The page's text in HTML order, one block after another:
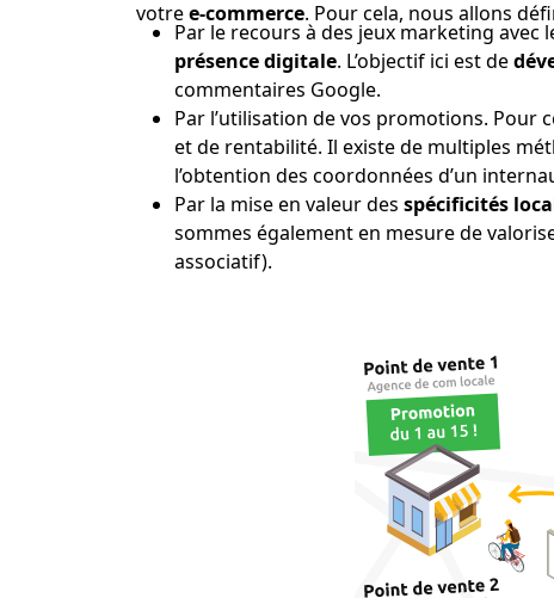
votree-commerce. Pour cela, nous allons
Par le recours à des jeux marketing
présence digitale. L’objectif ici est de
commentaires Google.
Par l’utilisation de vos promotions. Pour
et de rentabilité. Il existe de multiples
l’obtention des coordonnées d’un
Par la mise en valeur des spécificités
sommes également en mesure de
associatif).